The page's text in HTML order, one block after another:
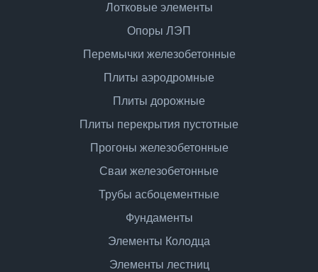
Лотковые элементы
Опоры ЛЭП
Перемычки железобетонные
Плиты аэродромные
Плиты дорожные
Плиты перекрытия пустотные
Прогоны железобетонные
Сваи железобетонные
Трубы асбоцементные
Фундаменты
Элементы Колодца
Элементы лестниц